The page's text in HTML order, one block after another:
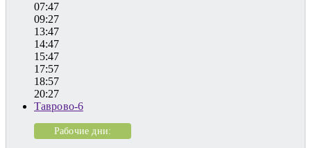
07:47
09:27
13:47
14:47
15:47
17:57
18:57
20:27
Таврово-6
Рабочие дни: